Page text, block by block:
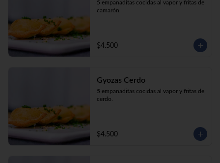
5 empanaditas cocidas al vapor y fritas de
camarón.
$4.500
Gyozas Cerdo
5 empanaditas cocidas al vapor y fritas de
cerdo.
$4.500